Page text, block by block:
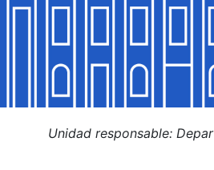
Mostrar/Ocultar
Mostrar/Ocultar
Mostrar/Ocultar
Unidad responsable: